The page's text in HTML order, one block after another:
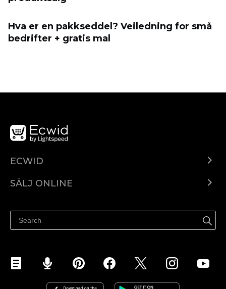
Hva er en pakkseddel? Veiledning for små
bedrifter + gratis mal
ECWID
Pris
SÄLJ ONLINE
Sälj på Facebook
Sälj på Instagram